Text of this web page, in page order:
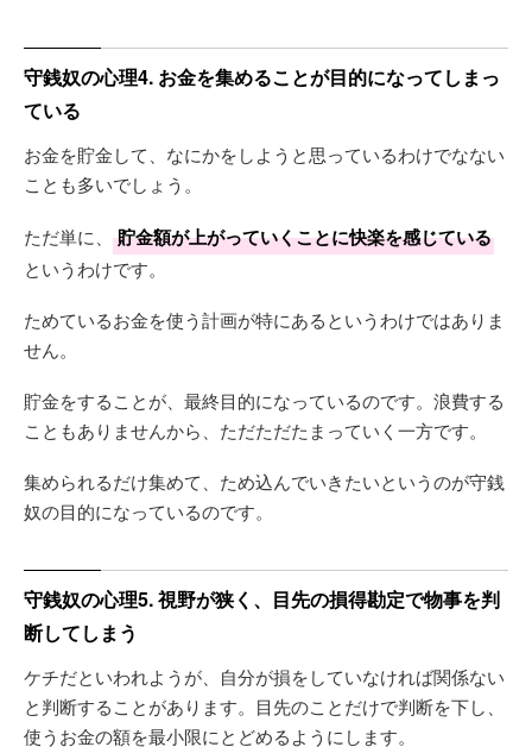
守銭奴の心理4. お金を集めることが目的になってしまっ
ている
お金を貯金して、なにかをしようと思っているわけでなない
ことも多いでしょう。
ただ単に、 貯金額が上がっていくことに快楽を感じている
というわけです。
ためているお金を使う計画が特にあるというわけではありま
せん。
貯金をすることが、最終目的になっているのです。浪費する
こともありませんから、ただただたまっていく一方です。
集められるだけ集めて、ため込んでいきたいというのが守銭
奴の目的になっているのです。
守銭奴の心理5. 視野が狭く、目先の損得勘定で物事を判
断してしまう
ケチだといわれようが、自分が損をしていなければ関係ない
と判断することがあります。目先のことだけで判断を下し、
使うお金の額を最小限にとどめるようにします。